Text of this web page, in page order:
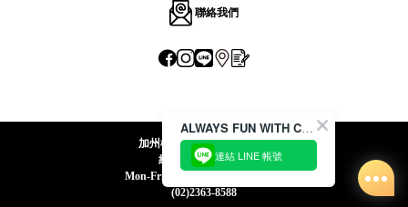
聯絡我們
加州椰子國際股份有限公司
統一編號:24492069
Mon-Fri 09:00-12:30 / 13:30-18:00
(02)2363-8588
ALWAYS FUN WITH CACO !
連結 LINE 帳號